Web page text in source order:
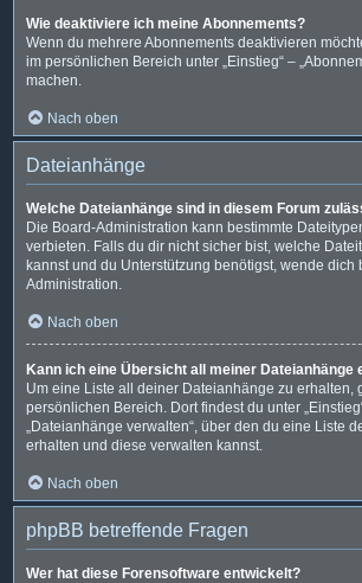
Wie deaktiviere ich meine Abonnements?
Wenn du mehrere Abonnements deaktivieren
im persönlichen Bereich unter „Einstieg“ –
machen.
Nach oben
Dateianhänge
Welche Dateianhänge sind in diesem Forum
Die Board-Administration kann bestimmte
verbieten. Falls du dir nicht sicher bist, welche
kannst und du Unterstützung benötigst, wende dich
Administration.
Nach oben
Kann ich eine Übersicht all meiner Dateianhänge
Um eine Liste all deiner Dateianhänge zu erhalten,
persönlichen Bereich. Dort findest du unter
„Dateianhänge verwalten“, über den du eine Liste
erhalten und diese verwalten kannst.
Nach oben
phpBB betreffende Fragen
Wer hat diese Forensoftware entwickelt?